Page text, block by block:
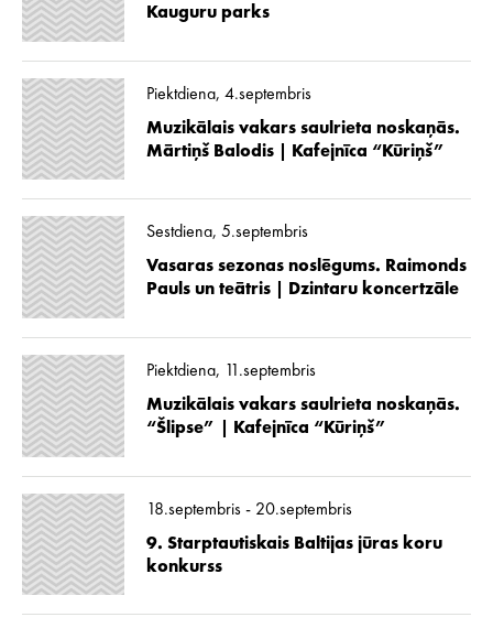
Kauguru parks
Piektdiena, 4.septembris
Muzikālais vakars saulrieta noskaņās.
Mārtiņš Balodis | Kafejnīca “Kūriņš”
Sestdiena, 5.septembris
Vasaras sezonas noslēgums. Raimonds
Pauls un teātris | Dzintaru koncertzāle
Piektdiena, 11.septembris
Muzikālais vakars saulrieta noskaņās.
“Šlipse” | Kafejnīca “Kūriņš”
18.septembris - 20.septembris
9. Starptautiskais Baltijas jūras koru
konkurss